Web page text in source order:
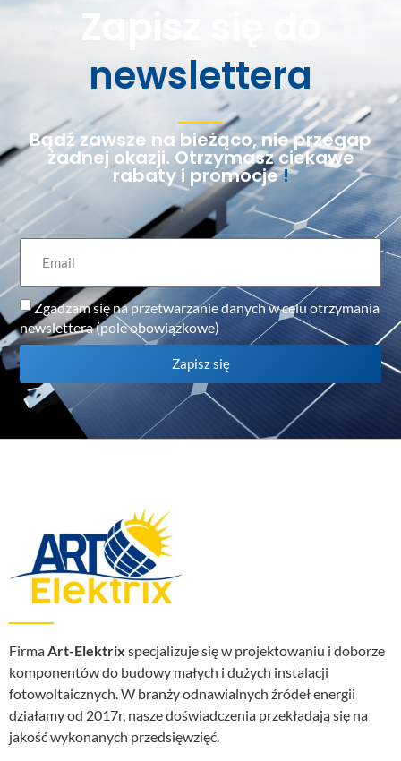
Zapisz się do
newslettera
Bądź zawsze na bieżąco, nie przegap
żadnej okazji. Otrzymasz ciekawe
rabaty i promocje!
Zgadzam się na przetwarzanie danych w celu otrzymania
newslettera (pole obowiązkowe)
Zapisz się
Firma Art-Elektrix specjalizuje się w projektowaniu i doborze
komponentów do budowy małych i dużych instalacji
fotowoltaicznych. W branży odnawialnych źródeł energii
działamy od 2017r, nasze doświadczenia przekładają się na
jakość wykonanych przedsięwzięć.